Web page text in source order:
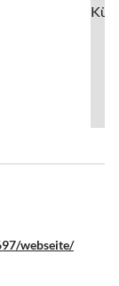
webseite/